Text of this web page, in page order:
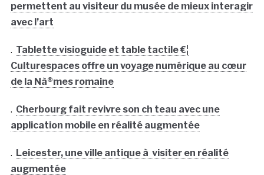
permettent au visiteur du musée de mieux interagir
avec l’art
. Tablette visioguide et table tactile €¦
Culturespaces offre un voyage numérique au cœur
de la Nà®mes romaine
. Cherbourg fait revivre son ch teau avec une
application mobile en réalité augmentée
. Leicester, une ville antique à visiter en réalité
augmentée